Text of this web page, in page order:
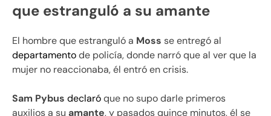
que estranguló a su amante
El hombre que estranguló a Moss se entregó al
departamentode policía, donde narró que al ver que la
mujer no reaccionaba, él entró en crisis.
Sam Pybus declaróque no supo darle primeros
auxilios a su amante, y pasados quince minutos, él se